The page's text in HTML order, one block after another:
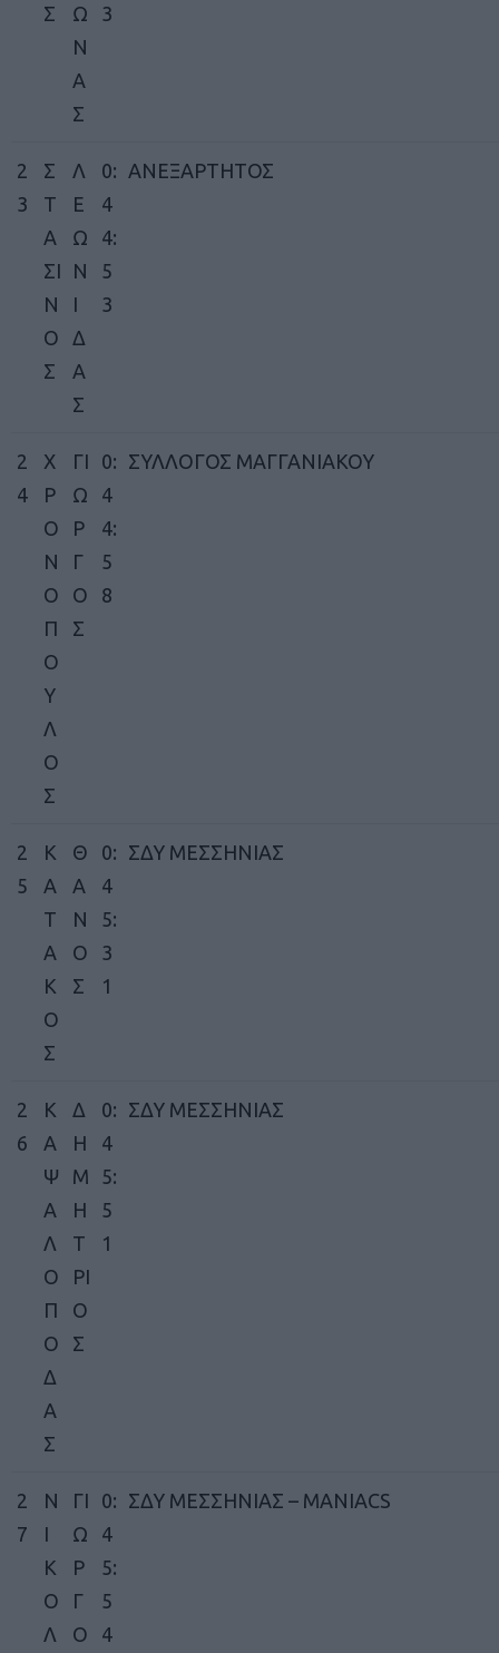
Σ
Ω
Ν
Α
Σ
3
2
3
Σ
Τ
Α
ΣΙ
Ν
Ο
Σ
Λ
Ε
Ω
Ν
Ι
Δ
Α
Σ
0:
4
4:
5
3
ΑΝΕΞΑΡΤΗΤΟΣ
2
4
Χ
Ρ
Ο
Ν
Ο
Π
Ο
Υ
Λ
Ο
Σ
ΓΙ
Ω
Ρ
Γ
Ο
Σ
0:
4
4:
5
8
ΣΥΛΛΟΓΟΣ ΜΑΓΓΑΝΙΑΚΟΥ
2
5
Κ
Α
Τ
Α
Κ
Ο
Σ
Θ
Α
Ν
Ο
Σ
0:
4
5:
3
1
ΣΔΥ ΜΕΣΣΗΝΙΑΣ
2
6
Κ
Α
Ψ
Α
Λ
Ο
Π
Ο
Δ
Α
Σ
Δ
Η
Μ
Η
Τ
ΡΙ
Ο
Σ
0:
4
5:
5
1
ΣΔΥ ΜΕΣΣΗΝΙΑΣ
2
7
Ν
Ι
Κ
Ο
Λ
ΓΙ
Ω
Ρ
Γ
Ο
0:
4
5:
5
4
ΣΔΥ ΜΕΣΣΗΝΙΑΣ – MANIACS